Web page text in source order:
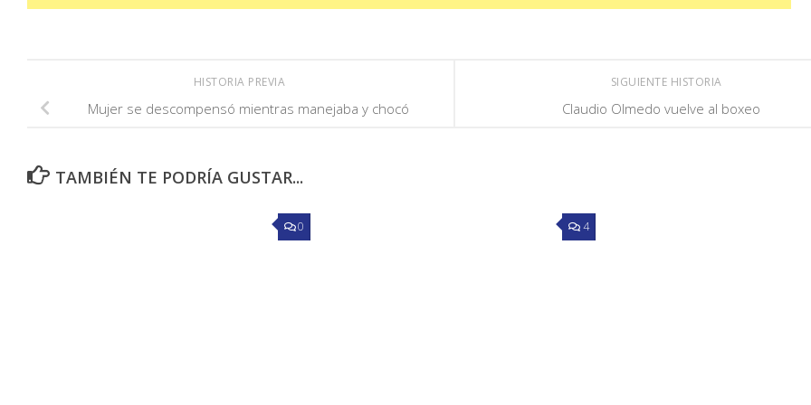
SIGUIENTE HISTORIA
Claudio Olmedo vuelve al boxeo
HISTORIA PREVIA
Mujer se descompensó mientras manejaba y chocó
TAMBIÉN TE PODRÍA GUSTAR...
0 4